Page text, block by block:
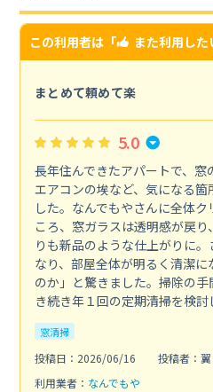
この利用者は「 また利用した
まとめて頼めて楽
5.0
長年住んできたアパートで、窓
エアコンの埃など、気になる
した。なんでもやさんに全体
ころ、窓ガラスは透明感が戻
りも新品のような仕上がりに
なり、部屋全体が明るく清潔に
のか」と驚きました。掃除の
き続き年１回の定期清掃を検討
窓清掃
投稿日：2026/06/16
投稿者：翼
利用業者： なんでもや